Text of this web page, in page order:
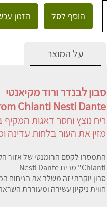
הוסף לסל הזמן
על המוצר
סבון לבנדר ורוד מקיאנטי
Chianti Nesti Dante
ריח נוצץ וחסר דאגות המקיף
מזין את העור בלחות עדינה
Chianti" מבית Nesti Dante
סבון יוקרתי זה משלב את הניחוח
חווית ניקיון עשירה ומעוררת